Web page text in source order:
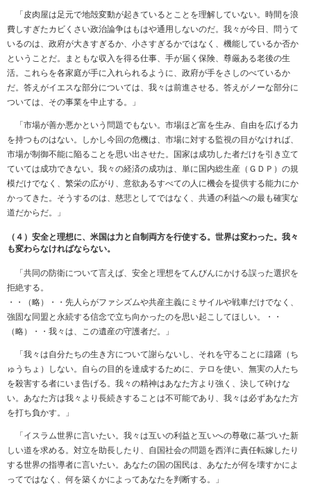
「皮肉屋は足元で地殻変動が起きているとことを理解していない。時間を浪
費しすぎたカビくさい政治論争はもはや通用しないのだ。我々が今日、問うて
いるのは、政府が大きすぎるか、小さすぎるかではなく、機能しているか否か
ということだ。まともな収入を得る仕事、手が届く保険、尊厳ある老後の生
活。これらを各家庭が手に入れられるように、政府が手をさしのべているか
だ。答えがイエスな部分については、我々は前進させる。答えがノーな部分に
ついては、その事業を中止する。」
「市場が善か悪かという問題でもない。市場ほど富を生み、自由を広げる力
を持つものはない。しかし今回の危機は、市場に対する監視の目がなければ、
市場が制御不能に陥ることを思い出させた。国家は成功した者だけを引き立て
ていては成功できない。我々の経済の成功は、単に国内総生産（ＧＤＰ）の規
模だけでなく、繁栄の広がり、意欲あるすべての人に機会を提供する能力にか
かってきた。そうするのは、慈悲としてではなく、共通の利益への最も確実な
道だからだ。」
（４）安全と理想に、米国は力と自制両方を行使する。世界は変わった。我々
も変わらなければならない。
「共同の防衛について言えば、安全と理想をてんびんにかける誤った選択を
拒絶する。
・・（略）・・先人らがファシズムや共産主義にミサイルや戦車だけでなく、
強固な同盟と永続する信念で立ち向かったのを思い起こしてほしい。・・
（略）・・我々は、この遺産の守護者だ。」
「我々は自分たちの生き方について謝らないし、それを守ることに躊躇（ち
ゅうちょ）しない。自らの目的を達成するために、テロを使い、無実の人たち
を殺害する者にいま告げる。我々の精神はあなた方より強く、決して砕けな
い。あなた方は我々より長続きすることは不可能であり、我々は必ずあなた方
を打ち負かす。」
「イスラム世界に言いたい。我々は互いの利益と互いへの尊敬に基づいた新
しい道を求める。対立を助長したり、自国社会の問題を西洋に責任転嫁したり
する世界の指導者に言いたい。あなたの国の国民は、あなたが何を壊すかによ
ってではなく、何を築くかによってあなたを判断する。」